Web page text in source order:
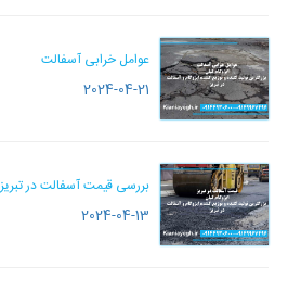
عوامل خرابی آسفالت
2024-04-21
بررسی قیمت آسفالت در تبریز
2024-04-13